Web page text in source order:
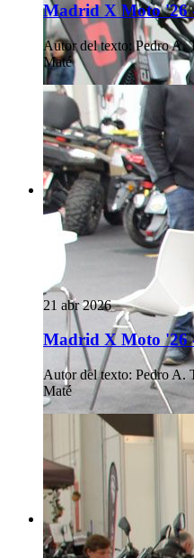
Madrid X Moto '26
Autor del texto: Pedro A.
Maté
21 abr 2026
Madrid X Moto '26
Autor del texto: Pedro A.
Maté